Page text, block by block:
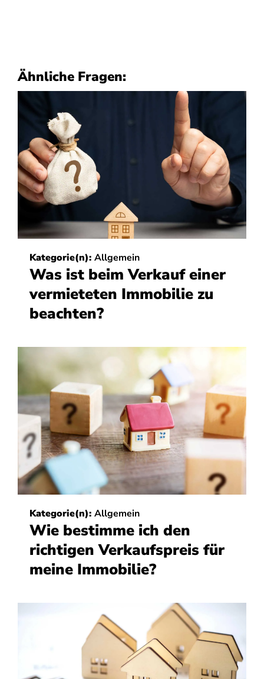
Ähnliche Fragen:
Kategorie(n): Allgemein
Was ist beim Verkauf einer
vermieteten Immobilie zu
beachten?
Kategorie(n): Allgemein
Wie bestimme ich den
richtigen Verkaufspreis für
meine Immobilie?